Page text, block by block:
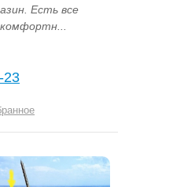
Есть все
23